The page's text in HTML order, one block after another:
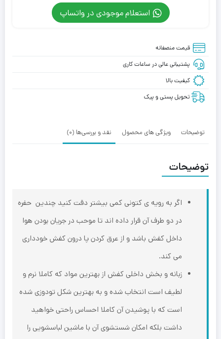
استعلام موجودی در واتساپ
قیمت منصفانه
پشتیبانی عالی در ساعات کاری
کیفیت بالا
تحویل پستی و پیک
توضیحات ویژگی های محصول نقد و بررسی‌ها (0)
توضیحات
اگر به رویه ی کتونی کمی بیشتر دقت کنید چندین حفره
در دو طرف آن قرار داده اند تا موحب در جریان بودن هوا
داخل کفش باشد و از عرق کردن پا درون کفش خودداری
می کند.
زبانه و بخش داخلی کفش از بهترین‌ مواد که کاملا نرم و
لطیف است انتخاب شده و به بهترین شکل تودوزی شده
است که با پوشیدن آن کاملا احساس راحتی خواهید
داشت بلکه امکان شستشوی آن با ماشین لباسشویی را